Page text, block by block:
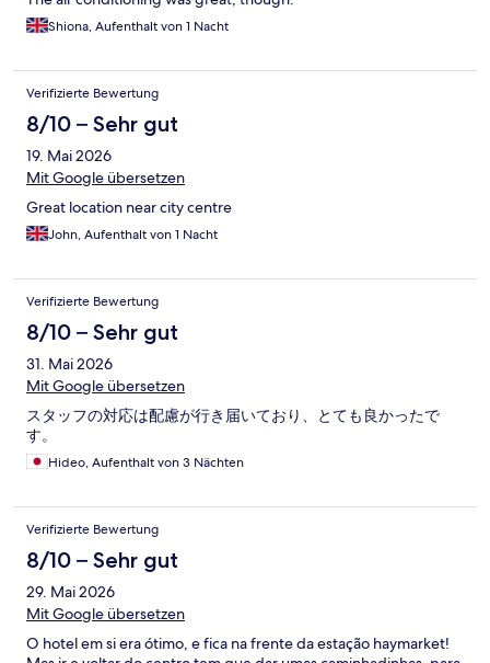
Shiona, Aufenthalt von 1 Nacht
Verifizierte Bewertung
8/10 – Sehr gut
19. Mai 2026
Mit Google übersetzen
Great location near city centre
John, Aufenthalt von 1 Nacht
Verifizierte Bewertung
8/10 – Sehr gut
31. Mai 2026
Mit Google übersetzen
スタッフの対応は配慮が行き届いており、とても良かったで
す。
Hideo, Aufenthalt von 3 Nächten
Verifizierte Bewertung
8/10 – Sehr gut
29. Mai 2026
Mit Google übersetzen
O hotel em si era ótimo, e fica na frente da estação haymarket!